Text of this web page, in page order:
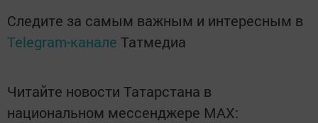
Следите за самым важным и интересным в
Telegram-канале Татмедиа
Читайте новости Татарстана в
национальном мессенджере MАХ: